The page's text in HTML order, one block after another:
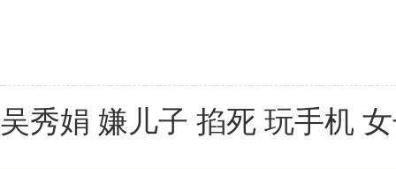
吴秀娟 嫌儿子 掐死 玩手机